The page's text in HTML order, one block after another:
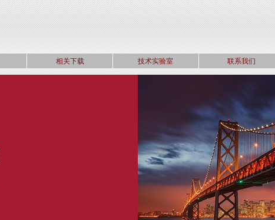
相关下载 技术实验室 联系我们